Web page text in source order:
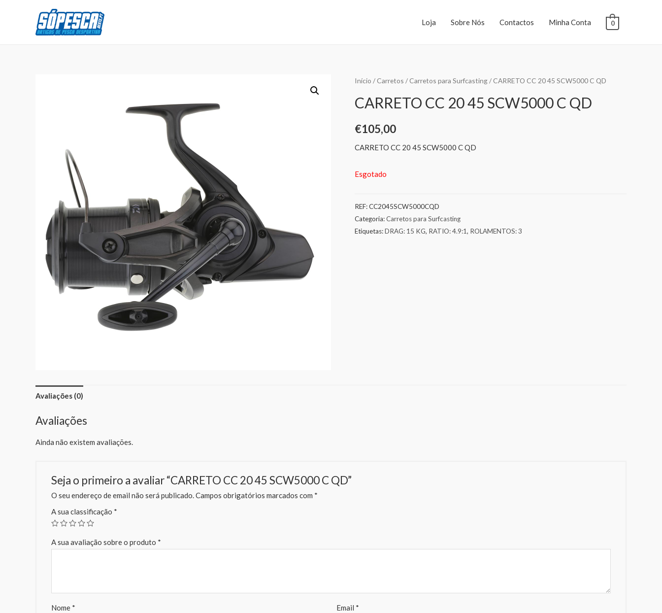
Loja Sobre Nós Contactos Minha Conta 0
Início /Carretos /Carretos para Surfcasting/ CARRETO CC 20 45 SCW5000 C QD
CARRETO CC 20 45 SCW5000 C QD
€105,00
CARRETO CC 20 45 SCW5000 C QD
Esgotado
REF:CC2045SCW5000CQD
Categoria:Carretos para Surfcasting
Etiquetas:DRAG: 15 KG, RATIO: 4.9:1, ROLAMENTOS: 3
Avaliações (0)
Avaliações
Ainda não existem avaliações.
Seja o primeiro a avaliar “CARRETO CC 20 45 SCW5000 C QD”
O seu endereço de email não será publicado.Campos obrigatórios marcados com *
A sua classificação *
A sua avaliação sobre o produto *
Nome * Email *